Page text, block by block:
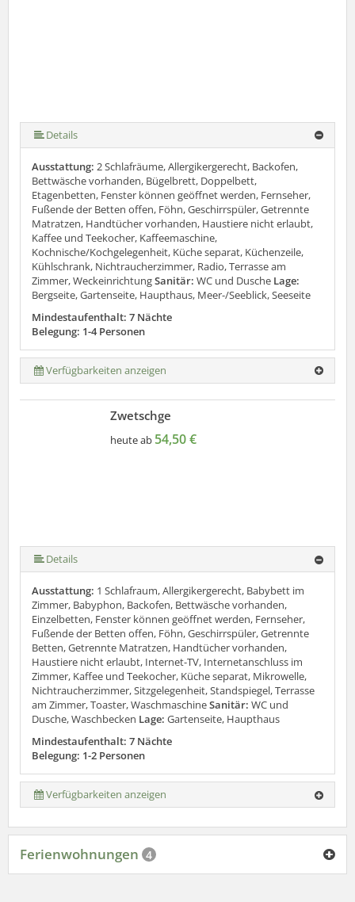
Details
Ausstattung: 2 Schlafräume, Allergikergerecht, Backofen,
Bettwäsche vorhanden, Bügelbrett, Doppelbett,
Etagenbetten, Fenster können geöffnet werden, Fernseher,
Fußende der Betten offen, Föhn, Geschirrspüler, Getrennte
Matratzen, Handtücher vorhanden, Haustiere nicht erlaubt,
Kaffee und Teekocher, Kaffeemaschine,
Kochnische/Kochgelegenheit, Küche separat, Küchenzeile,
Kühlschrank, Nichtraucherzimmer, Radio, Terrasse am
Zimmer, WeckeinrichtungSanitär: WC und Dusche Lage:
Bergseite, Gartenseite, Haupthaus, Meer-/Seeblick, Seeseite
Mindestaufenthalt: 7 Nächte
Belegung: 1-4 Personen
Verfügbarkeiten anzeigen
Zwetschge
heute ab 54,50 €
Details
Ausstattung: 1 Schlafraum, Allergikergerecht, Babybett im
Zimmer, Babyphon, Backofen, Bettwäsche vorhanden,
Einzelbetten, Fenster können geöffnet werden, Fernseher,
Fußende der Betten offen, Föhn, Geschirrspüler, Getrennte
Betten, Getrennte Matratzen, Handtücher vorhanden,
Haustiere nicht erlaubt, Internet-TV, Internetanschluss im
Zimmer, Kaffee und Teekocher, Küche separat, Mikrowelle,
Nichtraucherzimmer, Sitzgelegenheit, Standspiegel, Terrasse
am Zimmer, Toaster, WaschmaschineSanitär: WC und
Dusche, Waschbecken Lage: Gartenseite, Haupthaus
Mindestaufenthalt: 7 Nächte
Belegung: 1-2 Personen
Verfügbarkeiten anzeigen
Ferienwohnungen 4